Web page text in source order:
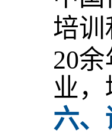
培训
20
业
六、